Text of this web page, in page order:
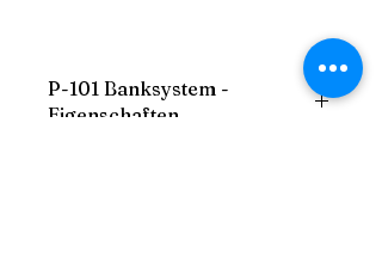
P-101 Banksystem -
Eigenschaften